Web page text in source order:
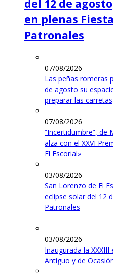
del 12 de
en plenas
Patronales
07/08/2026
Las peñas romeras
de agosto su
preparar las carretas
07/08/2026
“Incertidumbre”, de
alza con el XXVI
El Escorial»
03/08/2026
San Lorenzo de El
eclipse solar del 12
Patronales
03/08/2026
Inaugurada la
Antiguo y de